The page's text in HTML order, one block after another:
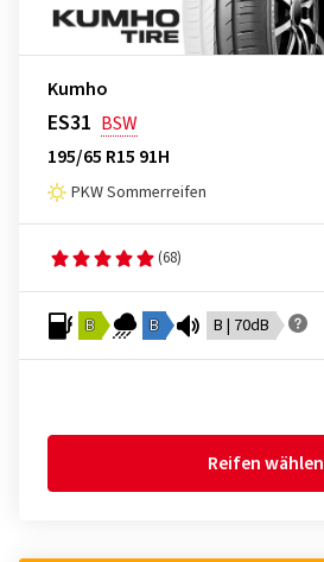
Kumho
ES31 BSW
195/65 R15 91H
PKW Sommerreifen
(68)
B B B | 70dB
Reifen wählen